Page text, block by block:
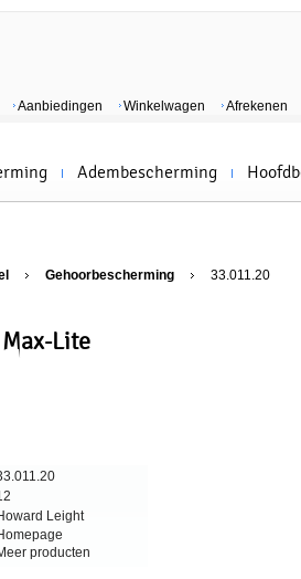
Afrekenen
Winkelwagen
Aanbiedingen
Adembescherming
Gehoorbescherming 33.011.20
Lite
Leight
producten